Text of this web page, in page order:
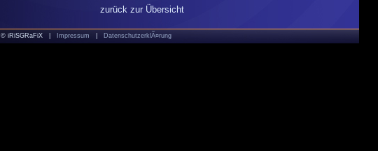
zurück zur Übersicht
© iRiSGRaFiX | Impressum DatenschutzerklÃ¤rung